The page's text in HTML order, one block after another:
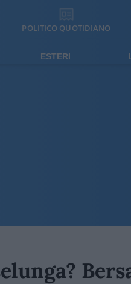
POLITICO QUOTIDIANO
ESTERI